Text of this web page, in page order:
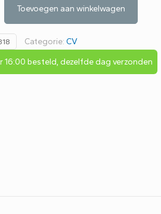
Toevoegen aan winkelwagen
Categorie:CV
16:00 besteld, dezelfde dag verzonden